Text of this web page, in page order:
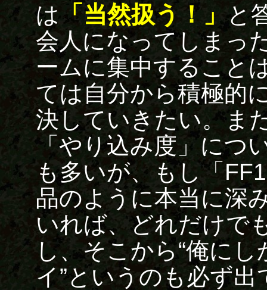
は「当然扱う！」と
会人になってしまっ
ームに集中すること
ては自分から積極的
決していきたい。ま
「やり込み度」につ
も多いが、もし「
品のように本当に深
いれば、どれだけで
し、そこから“俺に
イ”というのも必ず